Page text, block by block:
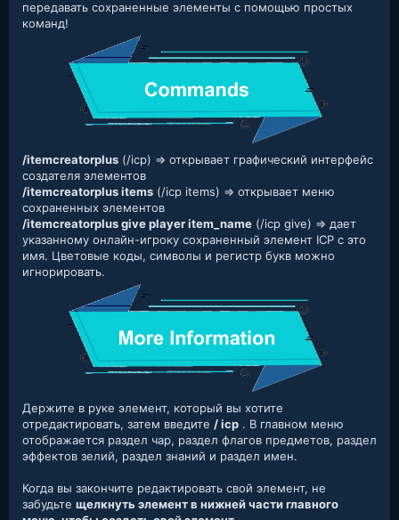
передавать сохраненные элементы с помощью простых
команд!
/itemcreatorplus (/icp) => открывает графический интерфейс
создателя элементов
/itemcreatorplus items (/icp items) => открывает меню
сохраненных элементов
/itemcreatorplus give player item_name (/icp give) => дает
указанному онлайн-игроку сохраненный элемент ICP с это
имя. Цветовые коды, символы и регистр букв можно
игнорировать.
Держите в руке элемент, который вы хотите
отредактировать, затем введите / icp . В главном меню
отображается раздел чар, раздел флагов предметов, раздел
эффектов зелий, раздел знаний и раздел имен.
Когда вы закончите редактировать свой элемент, не
забудьте щелкнуть элемент в нижней части главного